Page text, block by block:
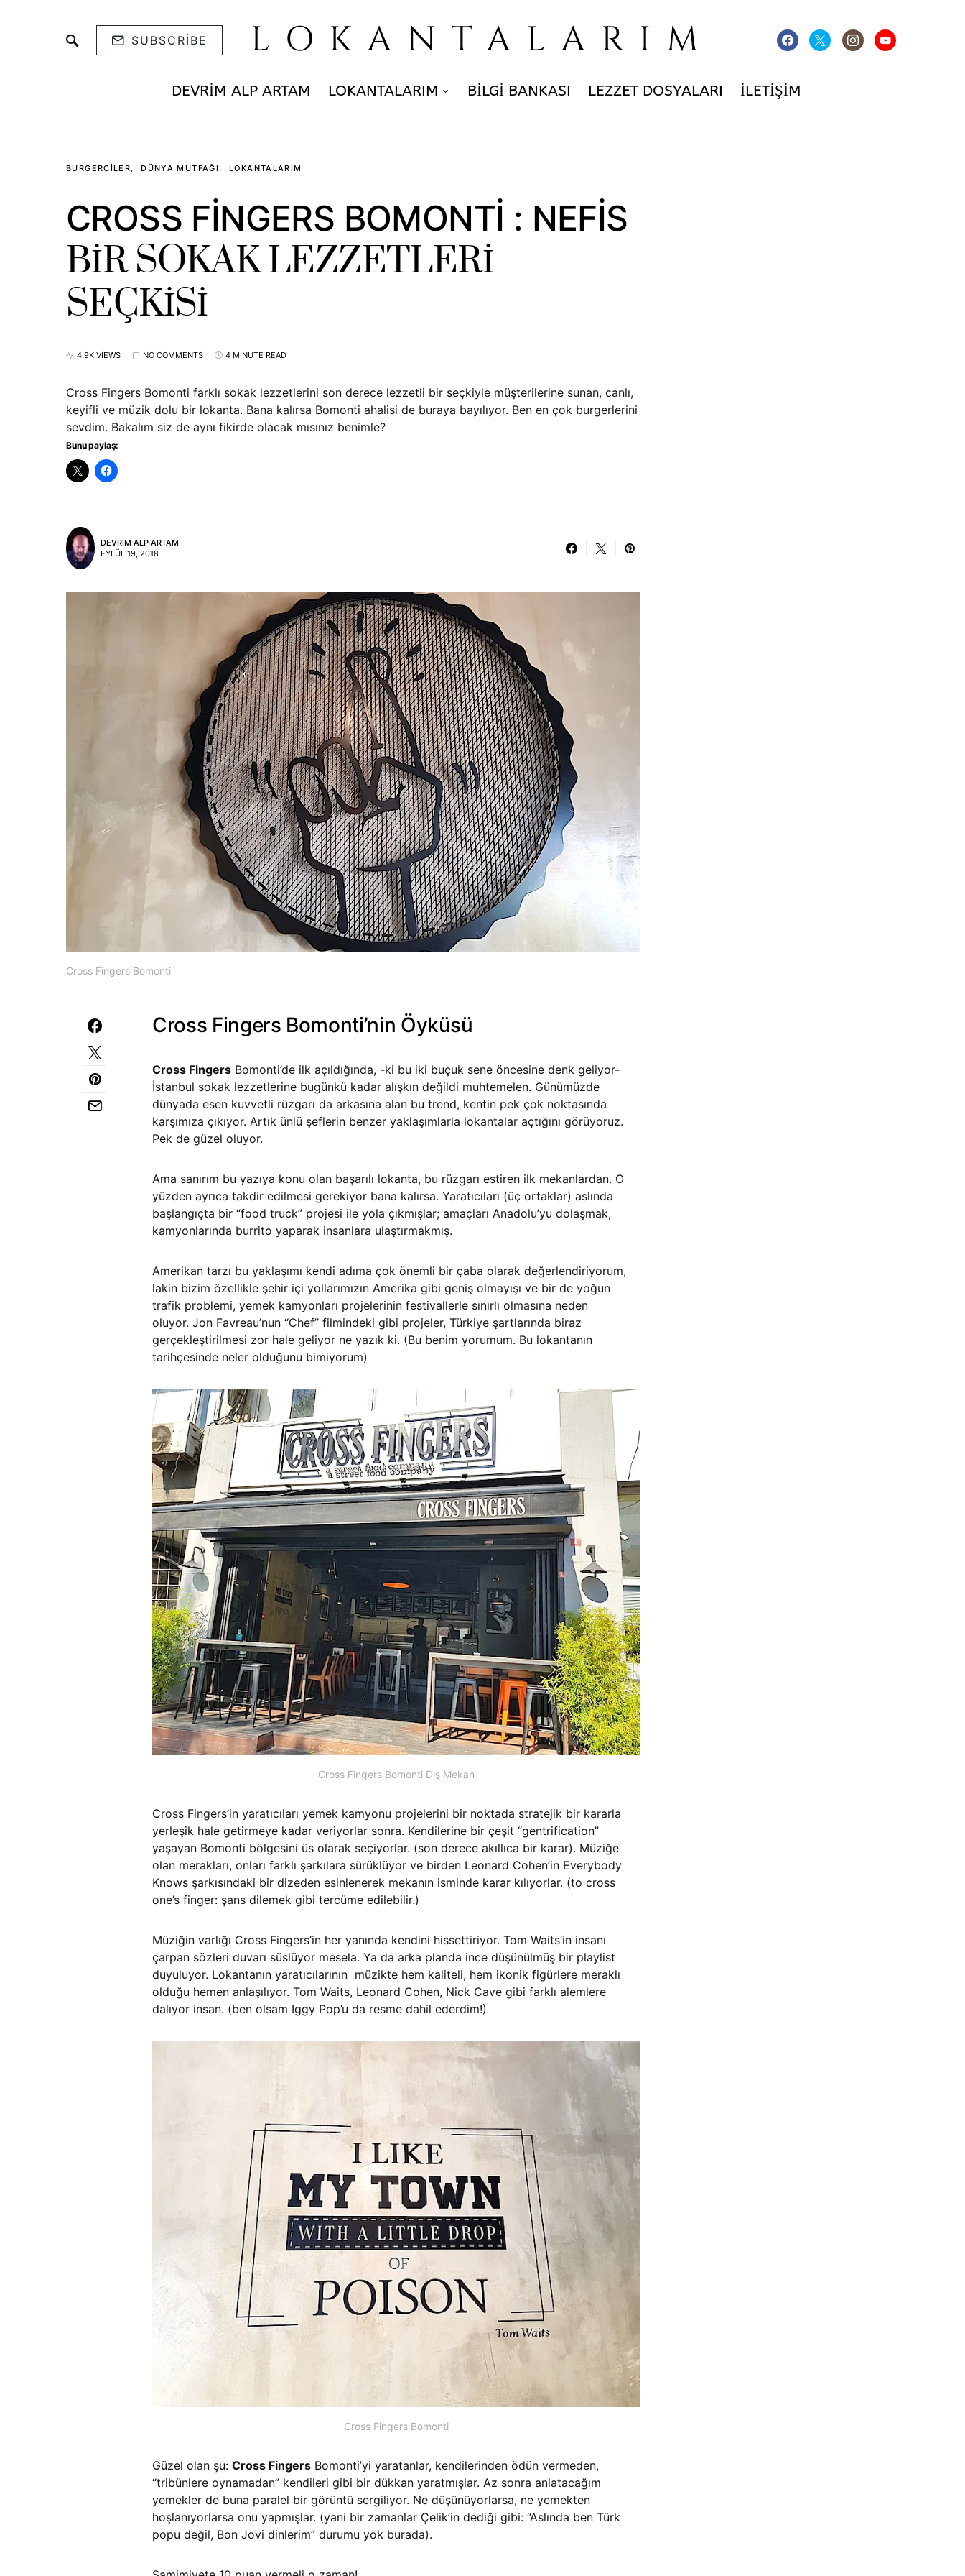
SUBSCRIBE LOKANTALARIM
DEVRIM ALP ARTAM LOKANTALARIM BILGI BANKASI LEZZET DOSYALARI İLETIŞIM
Cross Fingers Bomonti
BURGERCILER DÜNYA MUTFAĞI LOKANTALARIM
CROSS FİNGERS BOMONTİ : NEFİS
BİR SOKAK LEZZETLERİ
SEÇKİSİ
4,9K VIEWS NO COMMENTS 4 MINUTE READ
Cross Fingers Bomonti farklı sokak lezzetlerini son derece lezzetli bir seçkiyle müşterilerine sunan, canlı,
keyifli ve müzik dolu bir lokanta. Bana kalırsa Bomonti ahalisi de buraya bayılıyor. Ben en çok burgerlerini
sevdim. Bakalım siz de aynı fikirde olacak mısınız benimle?
Bunu paylaş:
DEVRIM ALP ARTAM
EYLÜL 19, 2018
Cross Fingers Bomonti’nin Öyküsü
Cross Fingers Bomonti’de ilk açıldığında, -ki bu iki buçuk sene öncesine denk geliyor-
İstanbul sokak lezzetlerine bugünkü kadar alışkın değildi muhtemelen. Günümüzde
dünyada esen kuvvetli rüzgarı da arkasına alan bu trend, kentin pek çok noktasında
karşımıza çıkıyor. Artık ünlü şeflerin benzer yaklaşımlarla lokantalar açtığını görüyoruz.
Pek de güzel oluyor.
Ama sanırım bu yazıya konu olan başarılı lokanta, bu rüzgarı estiren ilk mekanlardan. O
yüzden ayrıca takdir edilmesi gerekiyor bana kalırsa. Yaratıcıları (üç ortaklar) aslında
başlangıçta bir “food truck” projesi ile yola çıkmışlar; amaçları Anadolu’yu dolaşmak,
kamyonlarında burrito yaparak insanlara ulaştırmakmış.
Amerikan tarzı bu yaklaşımı kendi adıma çok önemli bir çaba olarak değerlendiriyorum,
lakin bizim özellikle şehir içi yollarımızın Amerika gibi geniş olmayışı ve bir de yoğun
trafik problemi, yemek kamyonları projelerinin festivallerle sınırlı olmasına neden
oluyor. Jon Favreau’nun “Chef” filmindeki gibi projeler, Türkiye şartlarında biraz
gerçekleştirilmesi zor hale geliyor ne yazık ki. (Bu benim yorumum. Bu lokantanın
tarihçesinde neler olduğunu bimiyorum)
Cross Fingers Bomonti Dış Mekan
Cross Fingers’in yaratıcıları yemek kamyonu projelerini bir noktada stratejik bir kararla
yerleşik hale getirmeye kadar veriyorlar sonra. Kendilerine bir çeşit “gentrification”
yaşayan Bomonti bölgesini üs olarak seçiyorlar. (son derece akıllıca bir karar). Müziğe
olan merakları, onları farklı şarkılara sürüklüyor ve birden Leonard Cohen’in Everybody
Knows şarkısındaki bir dizeden esinlenerek mekanın isminde karar kılıyorlar. (to cross
one’s finger: şans dilemek gibi tercüme edilebilir.)
Müziğin varlığı Cross Fingers’in her yanında kendini hissettiriyor. Tom Waits’in insanı
çarpan sözleri duvarı süslüyor mesela. Ya da arka planda ince düşünülmüş bir playlist
duyuluyor. Lokantanın yaratıcılarının müzikte hem kaliteli, hem ikonik figürlere meraklı
olduğu hemen anlaşılıyor. Tom Waits, Leonard Cohen, Nick Cave gibi farklı alemlere
dalıyor insan. (ben olsam Iggy Pop’u da resme dahil ederdim!)
Cross Fingers Bomonti
Güzel olan şu: Cross Fingers Bomonti’yi yaratanlar, kendilerinden ödün vermeden,
“tribünlere oynamadan” kendileri gibi bir dükkan yaratmışlar. Az sonra anlatacağım
yemekler de buna paralel bir görüntü sergiliyor. Ne düşünüyorlarsa, ne yemekten
hoşlanıyorlarsa onu yapmışlar. (yani bir zamanlar Çelik’in dediği gibi: “Aslında ben Türk
popu değil, Bon Jovi dinlerim” durumu yok burada).